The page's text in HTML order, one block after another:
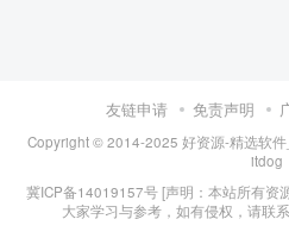
友链申请 免责声明
Copyright © 2014-2025 好资源-精选软
itdog
冀ICP备14019157号[声明：本站所有资
大家学习与参考，如有侵权，请联